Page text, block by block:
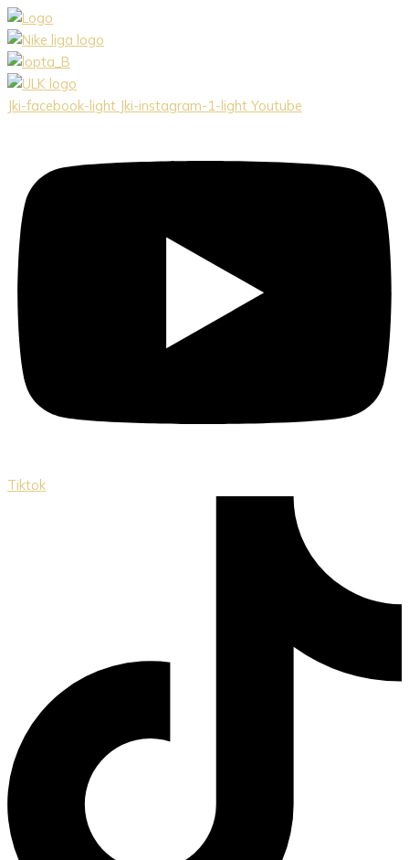
Preskočiť
na
obsah
Jki-facebook-light Jki-instagram-1-light Youtube
Tiktok